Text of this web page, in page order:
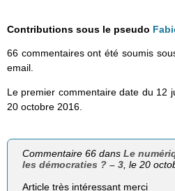
Contributions sous le pseudo
66 commentaires ont été soumis
email.
Le premier commentaire date du 12
20 octobre 2016.
Commentaire 66 dansLe
les démocraties ? – 3, le 20
Article très intéressant merci